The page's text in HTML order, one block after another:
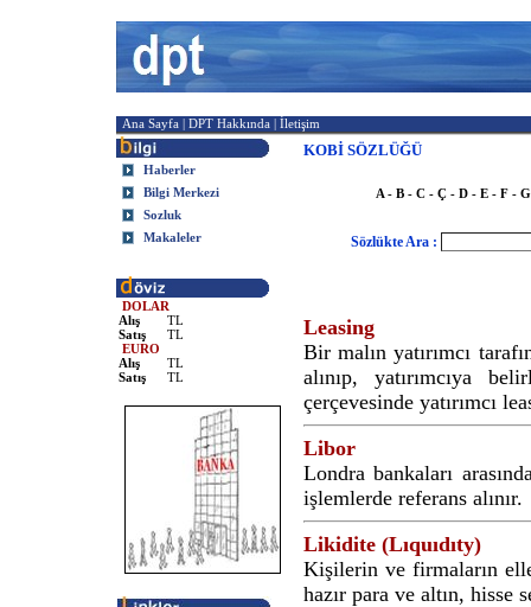
Ana Sayfa | DPT Hakkında | İletişim
Haberler
Bilgi Merkezi
Sozluk
Makaleler
DOLAR
Alış
TL
Satış
TL
EURO
Alış
TL
Satış
TL
KOBİ SÖZLÜĞÜ
A - B - C - Ç - D - E - F - G
Sözlükte Ara :
Leasing
Bir malın yatırımcı
alınıp, yatırımcıya
çerçevesinde yatırımcı
Libor
Londra bankaları
işlemlerde referans alınır.
Likidite (Lıquıdıty)
Kişilerin ve firmaların
hazır para ve altın, hisse